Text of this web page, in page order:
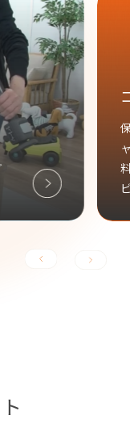
保証
年」「チ
長し、無
くサー